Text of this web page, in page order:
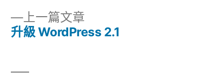
導
上一篇文章
一
升級 WordPress 2.1